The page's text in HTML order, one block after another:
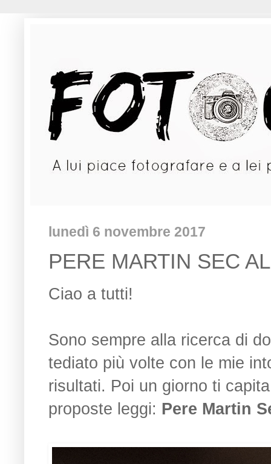
lunedì 6 novembre 2017
PERE MARTIN SEC
Ciao a tutti!
Sono sempre alla ricerca di
tediato più volte con le mie
risultati. Poi un giorno ti
proposte leggi: Pere Martin